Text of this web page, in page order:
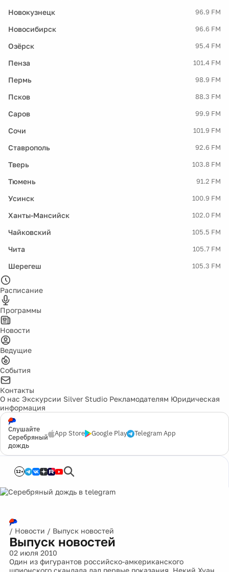
Новокузнецк 96.9 FM
Новосибирск 96.6 FM
Озёрск 95.4 FM
Пенза 101.4 FM
Пермь 98.9 FM
Псков 88.3 FM
Саров 99.9 FM
Сочи 101.9 FM
Ставрополь 92.6 FM
Тверь 103.8 FM
Тюмень 91.2 FM
Усинск 100.9 FM
Ханты-Мансийск 102.0 FM
Чайковский 105.5 FM
Чита 105.7 FM
Шерегеш 105.3 FM
Расписание
Программы
Новости
Ведущие
События
Контакты
О нас Экскурсии Silver Studio Рекламодателям Юридическая
информация
Слушайте
Серебряный
дождь
App Store Google Play Telegram App
12+
/ Новости / Выпуск новостей
Выпуск новостей
02 июля 2010
Один из фигурантов российско-амкериканского